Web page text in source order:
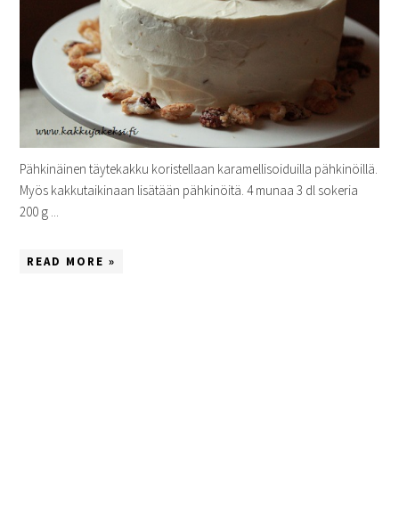
Pähkinäinen täytekakku koristellaan karamellisoiduilla pähkinöillä.
Myös kakkutaikinaan lisätään pähkinöitä. 4 munaa 3 dl sokeria
200 g ...
READ MORE »